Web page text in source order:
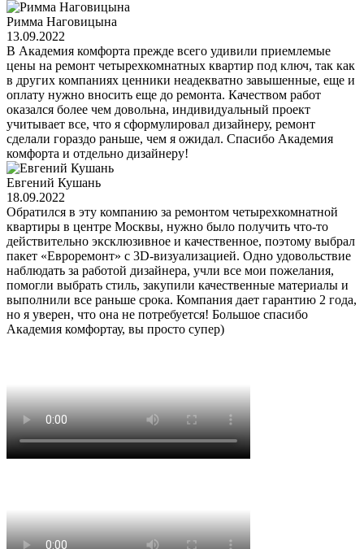
Римма Наговицына
13.09.2022
В Академия комфорта прежде всего удивили приемлемые
цены на ремонт четырехкомнатных квартир под ключ, так как
в других компаниях ценники неадекватно завышенные, еще и
оплату нужно вносить еще до ремонта. Качеством работ
оказался более чем довольна, индивидуальный проект
учитывает все, что я сформулировал дизайнеру, ремонт
сделали гораздо раньше, чем я ожидал. Спасибо Академия
комфорта и отдельно дизайнеру!
Евгений Кушань
18.09.2022
Обратился в эту компанию за ремонтом четырехкомнатной
квартиры в центре Москвы, нужно было получить что-то
действительно эксклюзивное и качественное, поэтому выбрал
пакет «Евроремонт» с 3D-визуализацией. Одно удовольствие
наблюдать за работой дизайнера, учли все мои пожелания,
помогли выбрать стиль, закупили качественные материалы и
выполнили все раньше срока. Компания дает гарантию 2 года,
но я уверен, что она не потребуется! Большое спасибо
Академия комфортау, вы просто супер)